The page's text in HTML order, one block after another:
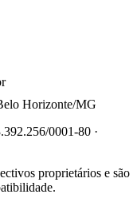
Horizonte/MG
0001-80 ·
proprietários e são